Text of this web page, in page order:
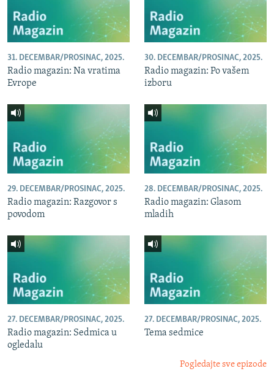
31. DECEMBAR/PROSINAC, 2025.
Radio magazin: Na vratima
Evrope
30. DECEMBAR/PROSINAC, 2025.
Radio magazin: Po vašem
izboru
29. DECEMBAR/PROSINAC, 2025.
Radio magazin: Razgovor s
povodom
28. DECEMBAR/PROSINAC, 2025.
Radio magazin: Glasom
mladih
27. DECEMBAR/PROSINAC, 2025.
Radio magazin: Sedmica u
ogledalu
27. DECEMBAR/PROSINAC, 2025.
Tema sedmice
Pogledajte sve epizode